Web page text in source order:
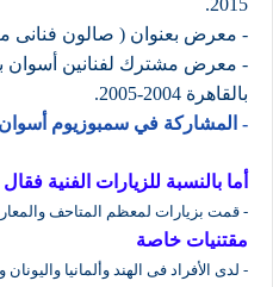
- معرض بعنوان ( صالون فنانى مصر 1 ) مارس
- معرض مشترك لفنانين أسوان
بالقاهرة 2004-2005.
- المشاركة في سمبوزيوم أسوان
أما بالنسبة للزيارات الفنية
- قمت بزيارات لمعظم المتاحف
مقتنيات خاصة
- لدى الأفراد فى الهند وألمانيا